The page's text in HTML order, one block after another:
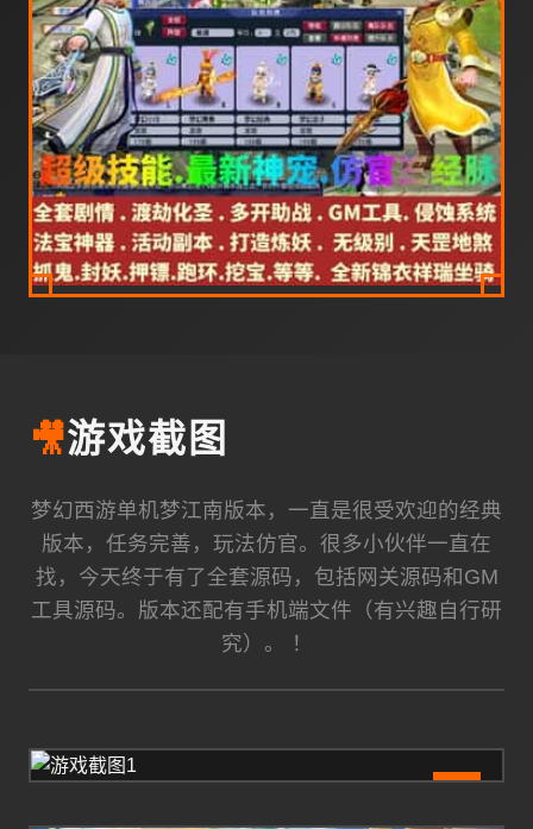
🎥游戏截图
梦幻西游单机梦江南版本，一直是很受欢迎的经典
版本，任务完善，玩法仿官。很多小伙伴一直在
找，今天终于有了全套源码，包括网关源码和GM
工具源码。版本还配有手机端文件（有兴趣自行研
究）。 ！